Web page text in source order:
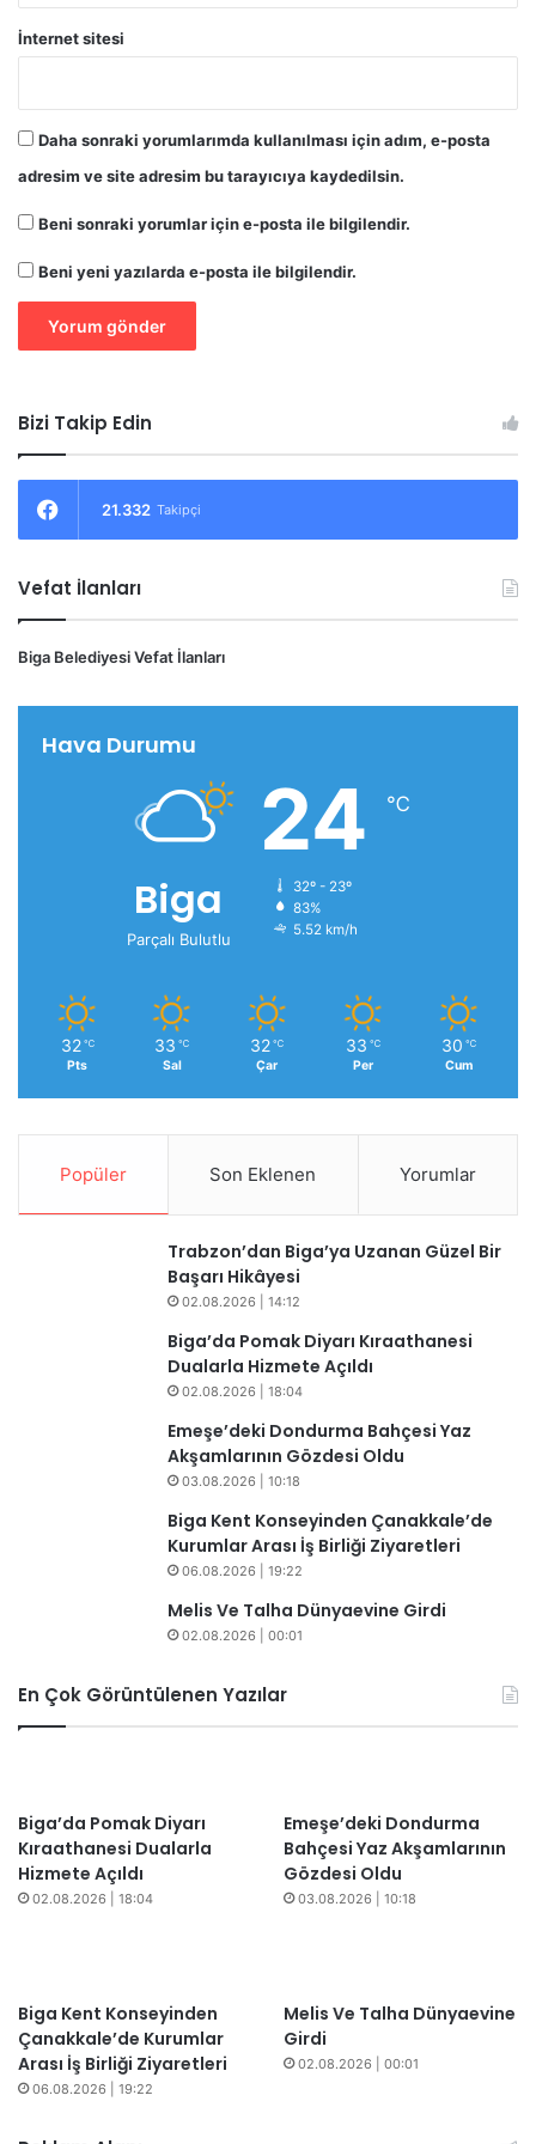
İnternet sitesi
Daha sonraki yorumlarımda kullanılması için adım, e-posta
adresim ve site adresim bu tarayıcıya kaydedilsin.
Beni sonraki yorumlar için e-posta ile bilgilendir.
Beni yeni yazılarda e-posta ile bilgilendir.
Bizi Takip Edin
21.332 Takipçi
Vefat İlanları
Biga Belediyesi Vefat İlanları
Hava Durumu
Biga
Parçalı Bulutlu
24 ℃
32º - 23º
83%
5.52 km/h
32 ℃
Pts
33 ℃
Sal
32 ℃
Çar
33 ℃
Per
30 ℃
Cum
Popüler Son Eklenen Yorumlar
Trabzon’dan Biga’ya Uzanan Güzel Bir
Başarı Hikâyesi
02.08.2026 | 14:12
Biga’da Pomak Diyarı Kıraathanesi
Dualarla Hizmete Açıldı
02.08.2026 | 18:04
​​Emeşe’deki Dondurma Bahçesi Yaz
Akşamlarının Gözdesi Oldu
03.08.2026 | 10:18
Biga Kent Konseyinden Çanakkale’de
Kurumlar Arası İş Birliği Ziyaretleri
06.08.2026 | 19:22
Melis Ve Talha Dünyaevine Girdi
02.08.2026 | 00:01
En Çok Görüntülenen Yazılar
Biga’da Pomak Diyarı
Kıraathanesi Dualarla
Hizmete Açıldı
02.08.2026 | 18:04
Emeşe’deki Dondurma
Bahçesi Yaz Akşamlarının
Gözdesi Oldu
03.08.2026 | 10:18
Biga Kent Konseyinden
Çanakkale’de Kurumlar
Arası İş Birliği Ziyaretleri
06.08.2026 | 19:22
Melis Ve Talha Dünyaevine
Girdi
02.08.2026 | 00:01